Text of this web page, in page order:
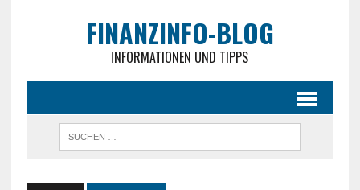
FINANZINFO-BLOG
INFORMATIONEN UND TIPPS